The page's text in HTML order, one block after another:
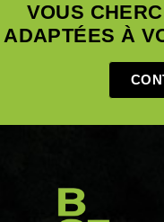
VOUS
ADAPTÉES À